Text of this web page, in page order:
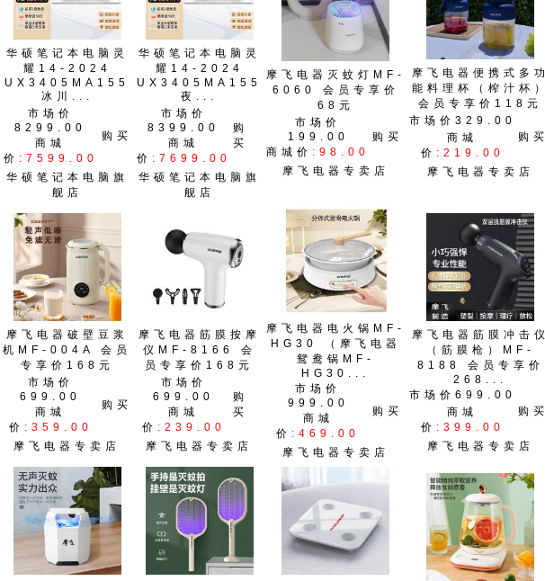
华硕笔记本电脑灵
耀14-2024
UX3405MA155
冰川...
市场价
8299.00
购买
商城
价 :7599.00
华硕笔记本电脑旗
舰店
华硕笔记本电脑灵
耀14-2024
UX3405MA155
夜...
市场价
8399.00
购
买
商城
价 :7699.00
华硕笔记本电脑旗
舰店
摩飞电器灭蚊灯MF-
6060 会员专享价
68元
市场价
199.00
购买
商城价 :98.00
摩飞电器专卖店
摩飞电器便携式多功
能料理杯（榨汁杯）
会员专享价118元
市场价329.00
购买
商城
价 :219.00
摩飞电器专卖店
摩飞电器破壁豆浆
机MF-004A 会员
专享价168元
市场价
699.00
购买
商城
价 :359.00
摩飞电器专卖店
摩飞电器筋膜按摩
仪MF-8166 会
员专享价168元
市场价
699.00
购
买
商城
价 :239.00
摩飞电器专卖店
摩飞电器电火锅MF-
HG30 （摩飞电器
鸳鸯锅MF-
HG30...
市场价
999.00
购买
商城
价 :469.00
摩飞电器专卖店
摩飞电器筋膜冲击仪
（筋膜枪）MF-
8188 会员专享价
268...
市场价699.00
购买
商城
价 :399.00
摩飞电器专卖店